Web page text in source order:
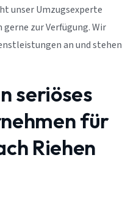
unser Umzugsexperte
gerne zur Verfügung. Wir
an und stehen
seriöses
für
Riehen